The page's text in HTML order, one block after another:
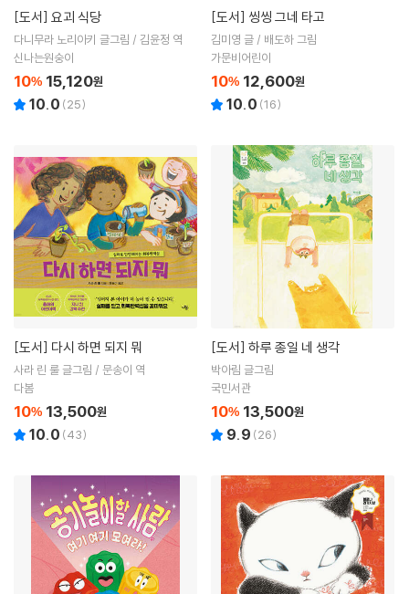
[도서] 요괴 식당
다니무라 노리아키 글그림 / 김윤정 역
신나는원숭이
10% 15,120원
10.0 (25)
[도서] 씽씽 그네 타고
김미영 글 / 배도하 그림
가문비어린이
10% 12,600원
10.0 (16)
[도서] 다시 하면 되지 뭐
사라 린 룰 글그림 / 문송이 역
다봄
10% 13,500원
10.0 (43)
[도서] 하루 종일 네 생각
박아림 글그림
국민서관
10% 13,500원
9.9 (26)